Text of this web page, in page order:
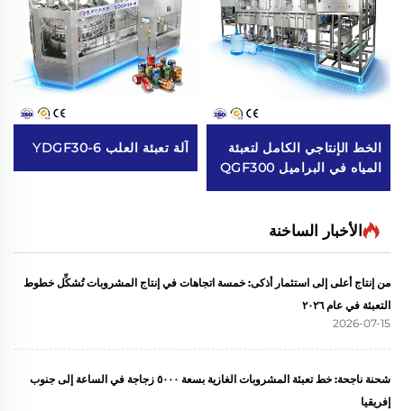
الخط الإنتاجي الكامل لتعبئة
المياه في البراميل QGF300
آلة تعبئة العلب YDGF30-6
الأخبار الساخنة
من إنتاج أعلى إلى استثمار أذكى: خمسة اتجاهات في إنتاج المشروبات تُشكِّل خطوط
التعبئة في عام ٢٠٢٦
2026-07-15
شحنة ناجحة: خط تعبئة المشروبات الغازية بسعة ٥٠٠٠ زجاجة في الساعة إلى جنوب
إفريقيا